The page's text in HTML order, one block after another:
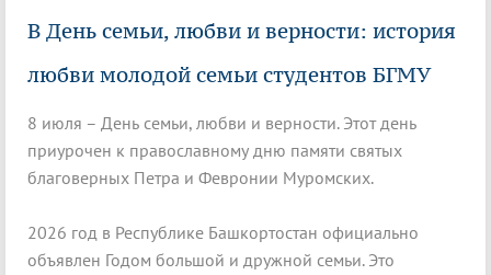
В День семьи, любви и верности: история
любви молодой семьи студентов БГМУ
8 июля – День семьи, любви и верности. Этот день
приурочен к православному дню памяти святых
благоверных Петра и Февронии Муромских.
2026 год в Республике Башкортостан официально
объявлен Годом большой и дружной семьи. Это